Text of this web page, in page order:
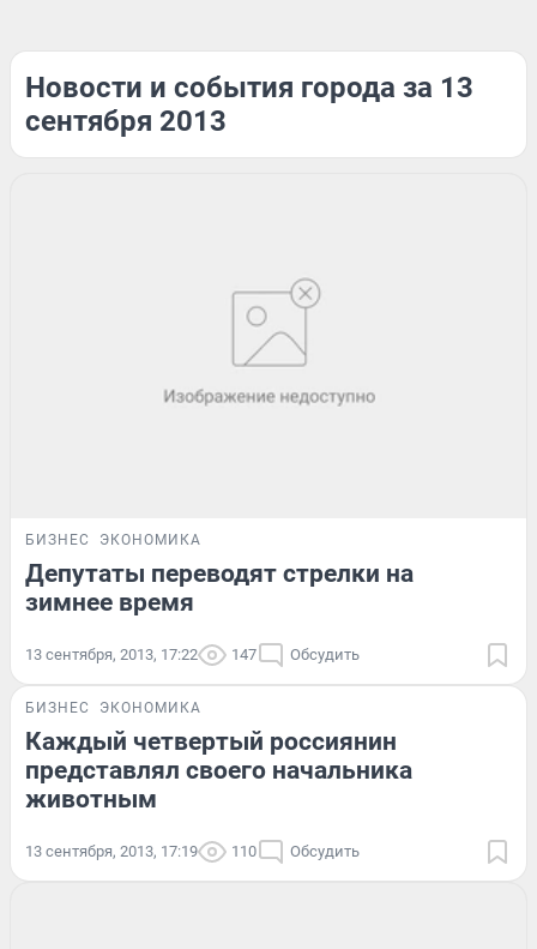
Новости и события города за 13
сентября 2013
БИЗНЕС ЭКОНОМИКА
Депутаты переводят стрелки на
зимнее время
13 сентября, 2013, 17:22 147 Обсудить
БИЗНЕС ЭКОНОМИКА
Каждый четвертый россиянин
представлял своего начальника
животным
13 сентября, 2013, 17:19 110 Обсудить